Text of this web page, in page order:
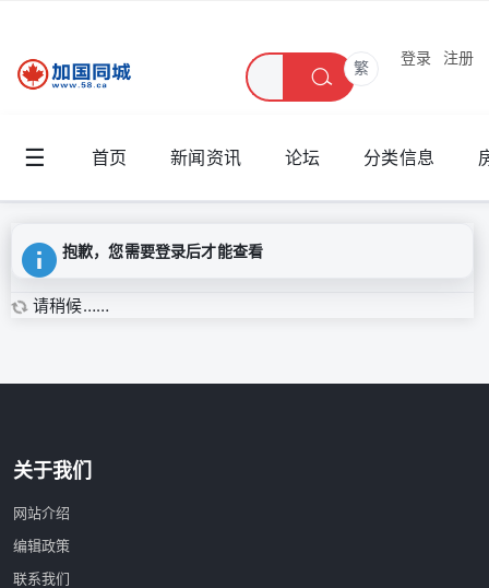
繁
登录 注册
☰ 首页 新闻资讯 论坛 分类信息
抱歉，您需要登录后才能查看
请稍候……
关于我们
网站介绍
编辑政策
联系我们